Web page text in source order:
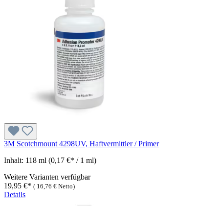
3M Scotchmount 4298UV, Haftvermittler / Primer
Inhalt: 118 ml (0,17 €* / 1 ml)
Weitere Varianten verfügbar
19,95 €* ( 16,76 € Netto)
Details